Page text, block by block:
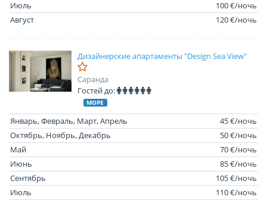
Июль
100 €/ночь
Август
120 €/ночь
Дизайнерские апартаменты "Design Sea View"
Саранда
Гостей до:
МОРЕ
Январь, Февраль, Март, Апрель
45 €/ночь
Октябрь, Ноябрь, Декабрь
50 €/ночь
Май
70 €/ночь
Июнь
85 €/ночь
Сентябрь
105 €/ночь
Июль
110 €/ночь